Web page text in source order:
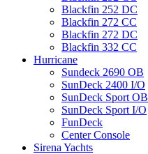
Blackfin 252 DC
Blackfin 272 CC
Blackfin 272 DC
Blackfin 332 CC
Hurricane
Sundeck 2690 OB
SunDeck 2400 I/O
SunDeck Sport OB
SunDeck Sport I/O
FunDeck
Center Console
Sirena Yachts